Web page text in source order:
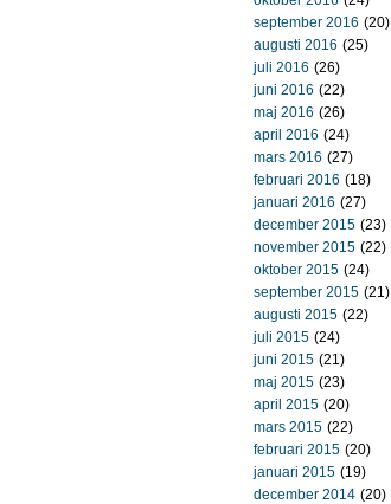
september 2016 (20)
augusti 2016 (25)
juli 2016 (26)
juni 2016 (22)
maj 2016 (26)
april 2016 (24)
mars 2016 (27)
februari 2016 (18)
januari 2016 (27)
december 2015 (23)
november 2015 (22)
oktober 2015 (24)
september 2015 (21)
augusti 2015 (22)
juli 2015 (24)
juni 2015 (21)
maj 2015 (23)
april 2015 (20)
mars 2015 (22)
februari 2015 (20)
januari 2015 (19)
december 2014 (20)